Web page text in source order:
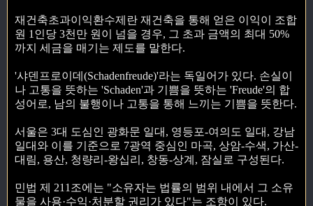
재건축초과이익환수제란 재건축을 통해 얻은 이익이 조합
원 1인당 3천만 원이 넘을 경우, 그 초과 금액의 최대 50%
까지 세금을 매기는 제도를 말한다.
'샤덴프로이데(Schadenfreude)'라는 독일어가 있다. 손실이
나 고통을 뜻하는 'Schaden'과 기쁨을 뜻하는 'Freude'의 합
성어로, 남의 불행이나 고통을 통해 느끼는 기쁨을 뜻한다.
서울은 3대 도심인 광화문 일대, 영등포-여의도 일대, 강남
일대와 이를 기준으로 7광역 중심인 마곡, 상암-수색, 가산-
대림, 용산, 청량리-왕십리, 창동-상계, 잠실로 구성된다.
민법 제 211조에는 "소유자는 법률의 범위 내에서 그 소유
물을 사용·수익·처분할 권리가 있다"는 조항이 있다.